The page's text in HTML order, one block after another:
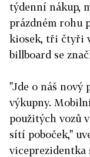
týdenní nákup,
prázdném rohu
kiosek, tři čtyři
billboard se
"Jde o náš nový
výkupny.
použitých vozů
sítí poboček,"
viceprezidentka